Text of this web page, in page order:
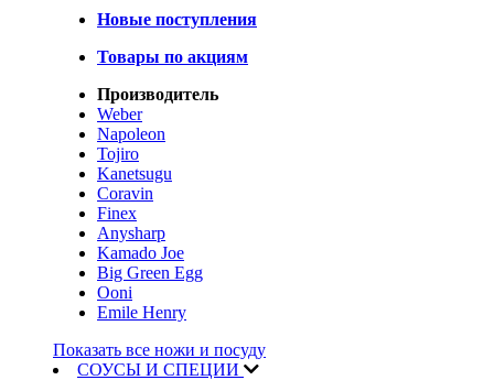
Новые поступления
Товары по акциям
Производитель
Weber
Napoleon
Tojiro
Kanetsugu
Coravin
Finex
Anysharp
Kamado Joe
Big Green Egg
Ooni
Emile Henry
Показать все ножи и посуду
СОУСЫ И СПЕЦИИ